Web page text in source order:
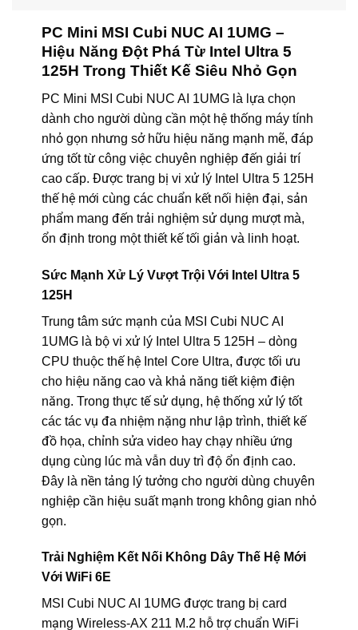
PC Mini MSI Cubi NUC AI 1UMG –
Hiệu Năng Đột Phá Từ Intel Ultra 5
125H Trong Thiết Kế Siêu Nhỏ Gọn
PC Mini MSI Cubi NUC AI 1UMG là lựa chọn
dành cho người dùng cần một hệ thống máy tính
nhỏ gọn nhưng sở hữu hiệu năng mạnh mẽ, đáp
ứng tốt từ công việc chuyên nghiệp đến giải trí
cao cấp. Được trang bị vi xử lý Intel Ultra 5 125H
thế hệ mới cùng các chuẩn kết nối hiện đại, sản
phẩm mang đến trải nghiệm sử dụng mượt mà,
ổn định trong một thiết kế tối giản và linh hoạt.
Sức Mạnh Xử Lý Vượt Trội Với Intel Ultra 5
125H
Trung tâm sức mạnh của MSI Cubi NUC AI
1UMG là bộ vi xử lý Intel Ultra 5 125H – dòng
CPU thuộc thế hệ Intel Core Ultra, được tối ưu
cho hiệu năng cao và khả năng tiết kiệm điện
năng. Trong thực tế sử dụng, hệ thống xử lý tốt
các tác vụ đa nhiệm nặng như lập trình, thiết kế
đồ họa, chỉnh sửa video hay chạy nhiều ứng
dụng cùng lúc mà vẫn duy trì độ ổn định cao.
Đây là nền tảng lý tưởng cho người dùng chuyên
nghiệp cần hiệu suất mạnh trong không gian nhỏ
gọn.
Trải Nghiệm Kết Nối Không Dây Thế Hệ Mới
Với WiFi 6E
MSI Cubi NUC AI 1UMG được trang bị card
mạng Wireless-AX 211 M.2 hỗ trợ chuẩn WiFi